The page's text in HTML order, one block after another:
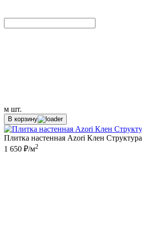
м шт.
В корзину
Плитка настенная Azori Клен Структура
1 650 ₽/м2